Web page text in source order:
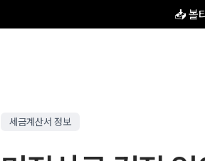
📥 볼
세금계산서 정보